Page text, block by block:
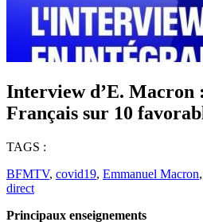
Interview d’E. Macron
Français sur 10
TAGS :
BFMTV, covid19, Emmanuel Macron,
direct
Principaux enseignements